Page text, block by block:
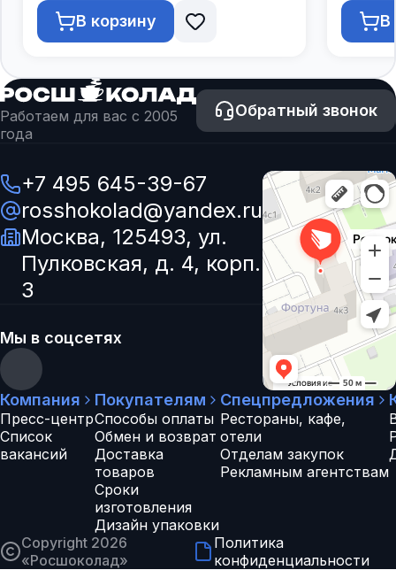
В корзину
В
Работаем для вас с 2005
года
Обратный звонок
+7 495 645-39-67
rosshokolad@yandex.ru
Москва, 125493, ул.
Пулковская, д. 4, корп.
3
Мы в соцсетях
Компания
Пресс-центр
Список
вакансий
Покупателям
Способы оплаты
Обмен и возврат
Доставка
товаров
Сроки
изготовления
Дизайн упаковки
Спецпредложения
Рестораны, кафе,
отели
Отделам закупок
Рекламным агентствам
Copyright 2026
«Росшоколад»
Политика
конфиденциальности